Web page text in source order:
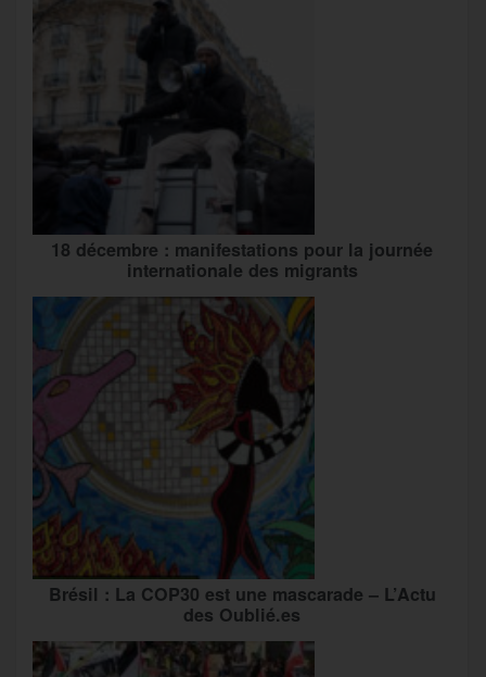
18 décembre : manifestations pour la journée
internationale des migrants
Brésil : La COP30 est une mascarade – L’Actu
des Oublié.es